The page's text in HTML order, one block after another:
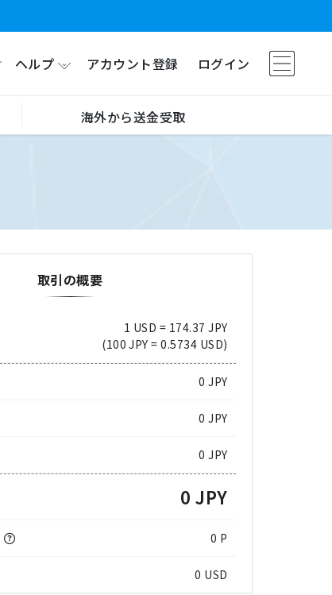
ヘルプ アカウント登録 ログイン
海外から送金受取
取引の概要
1 USD = 174.37 JPY
(100 JPY = 0.5734 USD)
0 JPY
0 JPY
0 JPY
0 JPY
0 P
0 USD